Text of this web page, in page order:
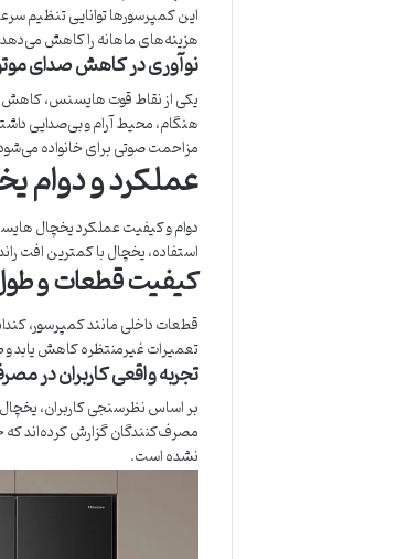
این کمپرسورها توانایی تنظیم
هزینه‌های ماهانه را کاهش
نوآوری در کاهش صدای
یکی از نقاط قوت هایسنس، کاهش
هنگام، محیط آرام و بی‌صدایی
مزاحمت صوتی برای خانواده
عملکرد و دوام
دوام و کیفیت عملکرد یخچال
استفاده، یخچال با کمترین افت
کیفیت قطعات و
قطعات داخلی مانند کمپرسور،
تعمیرات غیرمنتظره کاهش یابد
تجربه واقعی کاربران در
بر اساس نظرسنجی کاربران، یخچال
مصرف‌کنندگان گزارش کرده‌اند
نشده است.